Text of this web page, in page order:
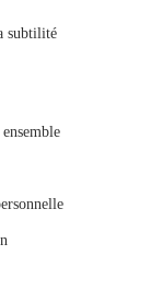
subtilité